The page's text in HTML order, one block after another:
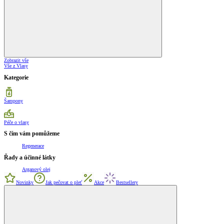
Zobrazit vše
Vše z Vlasy
Kategorie
Šampony
Péče o vlasy
S čím vám pomůžeme
Regenerace
Řady a účinné látky
Arganový olej
Novinky Jak pečovat o pleť Akce Bestsellery